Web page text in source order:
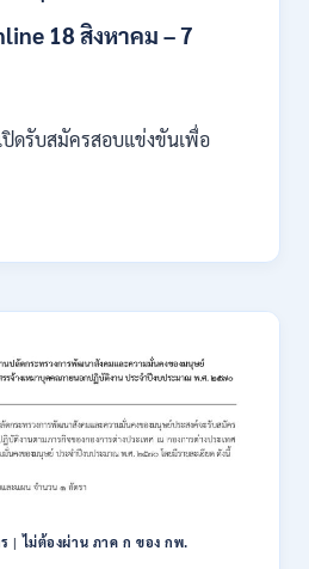
18 สิงหาคม – 7
ปิดรับสมัครสอบแข่งขันเพื่อ
|ไม่ต้องผ่าน ภาค ก ของ กพ.